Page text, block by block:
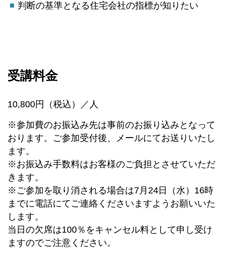
判断の基準となる住宅会社の指標が知りたい
受講料金
10,800円（税込）／人
※参加費のお振込み先は事前のお振り込みとなって
おります。ご参加受付後、メールにてお送りいたし
ます。
※お振込み手数料はお客様のご負担とさせていただ
きます。
※ご参加を取り消される場合は7月24日（水）16時
までに電話にてご連絡くださいますようお願いいた
します。
当日の欠席は100％をキャンセル料として申し受け
ますのでご注意ください。